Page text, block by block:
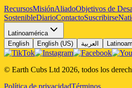
RecursosMisiónAliadoObjetivos de
SostenibleDiarioContactoSuscribirse
Latinoamérica
English
English (US) العربية
© Earth Cubs Ltd 2026, todos los
Política de privacidadTérminos